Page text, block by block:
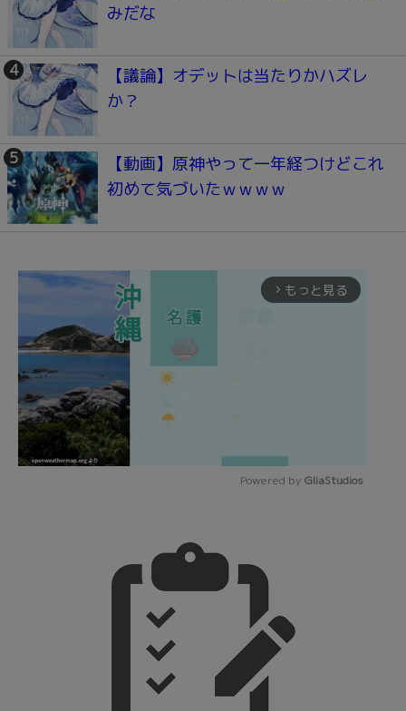
みだな
【議論】オデットは当たりかハズレ
か？
【動画】原神やって一年経つけどこれ
初めて気づいたｗｗｗｗ
arrow_forward_ios もっと見る
Powered by GliaStudios